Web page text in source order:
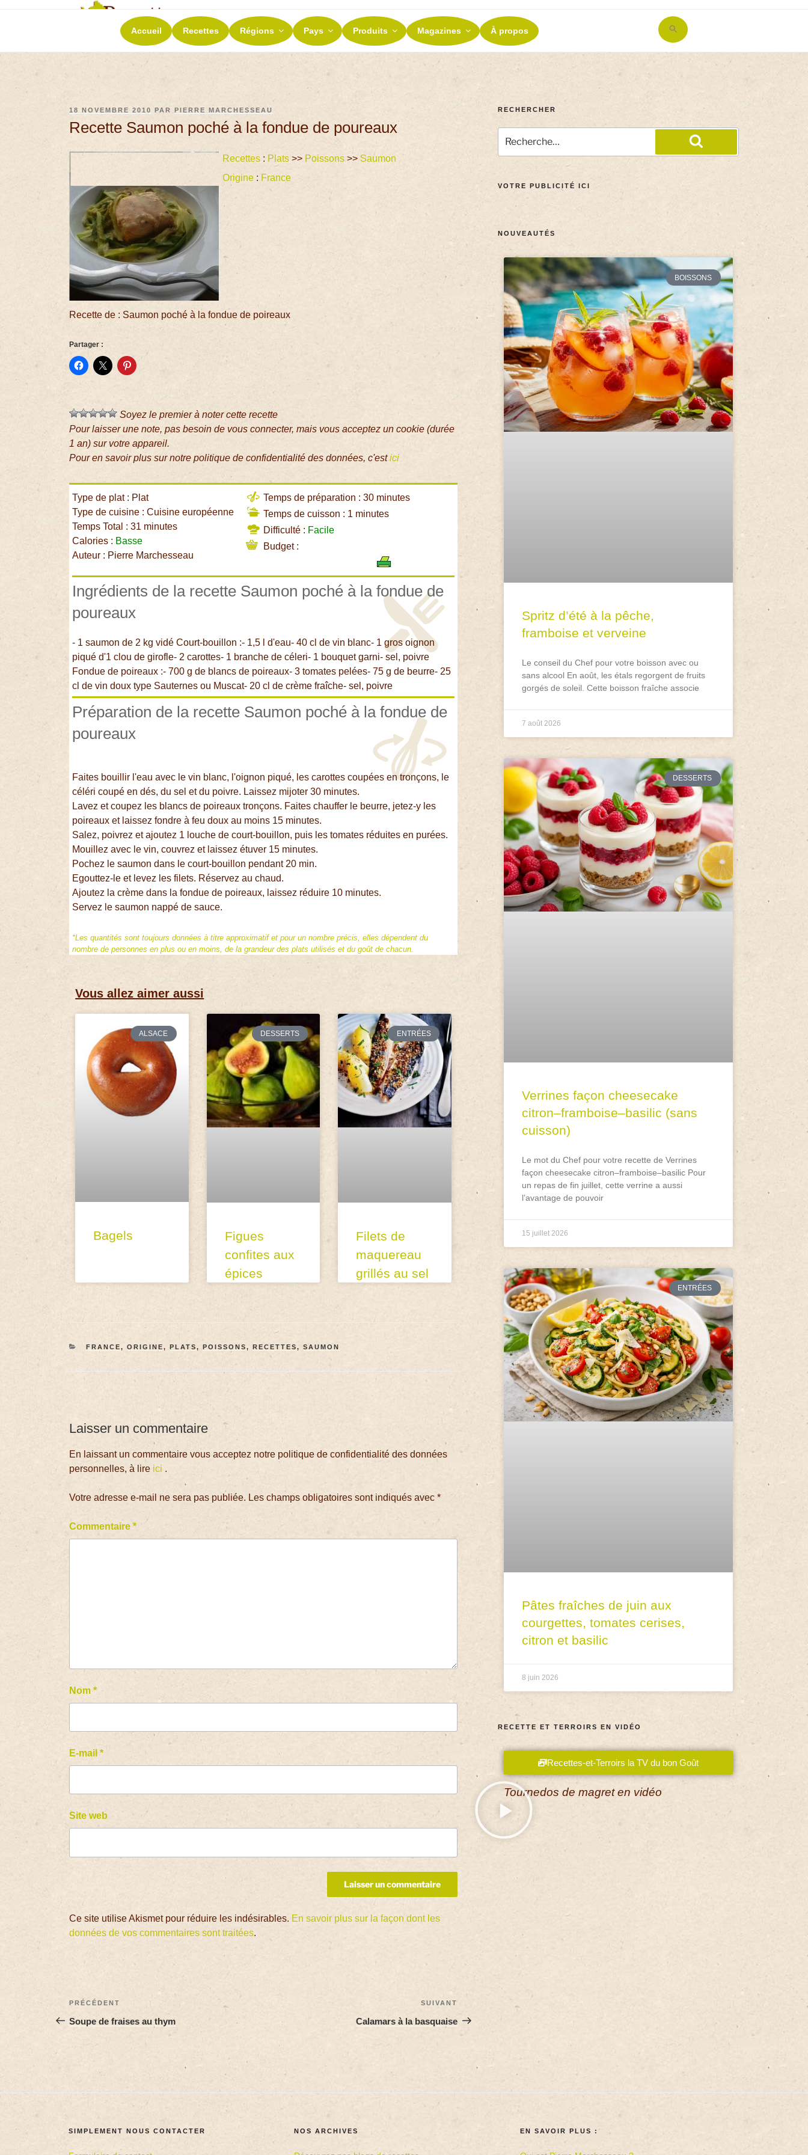
RECETTES ET TERROIRS
La richesse de nos terroirs
Accueil Recettes Régions Pays Produits Magazines À propos
Search
for:
18 NOVEMBRE 2010 PARPIERRE MARCHESSEAU
Recette Saumon poché à la fondue de poureaux
Recettes : Plats >> Poissons >> Saumon
Origine : France
Recette de : Saumon poché à la fondue de poireaux
Partager :
Soyez le premier à noter cette recette
Pour laisser une note, pas besoin de vous connecter, mais vous acceptez un cookie (durée
1 an) sur votre appareil.
Pour en savoir plus sur notre politique de confidentialité des données, c'estici
Type de plat : Plat
Type de cuisine : Cuisine européenne
Temps Total : 31 minutes
Calories : Basse
Auteur : Pierre Marchesseau
Temps de préparation : 30 minutes
Temps de cuisson : 1 minutes
Difficulté : Facile
Budget :
Ingrédients de la recette Saumon poché à la fondue de
poureaux
- 1 saumon de 2 kg vidé Court-bouillon :- 1,5 l d'eau- 40 cl de vin blanc- 1 gros oignon
piqué d'1 clou de girofle- 2 carottes- 1 branche de céleri- 1 bouquet garni- sel, poivre
Fondue de poireaux :- 700 g de blancs de poireaux- 3 tomates pelées- 75 g de beurre- 25
cl de vin doux type Sauternes ou Muscat- 20 cl de crème fraîche- sel, poivre
Préparation de la recette Saumon poché à la fondue de
poureaux
Faites bouillir l'eau avec le vin blanc, l'oignon piqué, les carottes coupées en tronçons, le
céléri coupé en dés, du sel et du poivre. Laissez mijoter 30 minutes.
Lavez et coupez les blancs de poireaux tronçons. Faites chauffer le beurre, jetez-y les
poireaux et laissez fondre à feu doux au moins 15 minutes.
Salez, poivrez et ajoutez 1 louche de court-bouillon, puis les tomates réduites en purées.
Mouillez avec le vin, couvrez et laissez étuver 15 minutes.
Pochez le saumon dans le court-bouillon pendant 20 min.
Egouttez-le et levez les filets. Réservez au chaud.
Ajoutez la crème dans la fondue de poireaux, laissez réduire 10 minutes.
Servez le saumon nappé de sauce.
*Les quantités sont toujours données à titre approximatif et pour un nombre précis, elles dépendent du
nombre de personnes en plus ou en moins, de la grandeur des plats utilisés et du goût de chacun.
Vous allez aimer aussi
ALSACE
Bagels
DESSERTS
Figues
confites aux
épices
ENTRÉES
Filets de
maquereau
grillés au sel
FRANCE, ORIGINE, PLATS, POISSONS, RECETTES, SAUMON
Laisser un commentaire
En laissant un commentaire vous acceptez notre politique de confidentialité des données
personnelles, à lire ici .
Votre adresse e-mail ne sera pas publiée. Les champs obligatoires sont indiqués avec*
Commentaire*
Nom*
E-mail*
Site web
Ce site utilise Akismet pour réduire les indésirables. En savoir plus sur la façon dont les
données de vos commentaires sont traitées.
PRÉCÉDENT
Soupe de fraises au thym
SUIVANT
Calamars à la basquaise
RECHERCHER
VOTRE PUBLICITÉ ICI
NOUVEAUTÉS
BOISSONS
Spritz d’été à la pêche,
framboise et verveine
Le conseil du Chef pour votre boisson avec ou
sans alcool En août, les étals regorgent de fruits
gorgés de soleil. Cette boisson fraîche associe
7 août 2026
DESSERTS
Verrines façon cheesecake
citron–framboise–basilic (sans
cuisson)
Le mot du Chef pour votre recette de Verrines
façon cheesecake citron–framboise–basilic Pour
un repas de fin juillet, cette verrine a aussi
l’avantage de pouvoir
15 juillet 2026
ENTRÉES
Pâtes fraîches de juin aux
courgettes, tomates cerises,
citron et basilic
8 juin 2026
RECETTE ET TERROIRS EN VIDÉO
Recettes-et-Terroirs la TV du bon Goût
Tournedos de magret en vidéo
SIMPLEMENT NOUS CONTACTER NOS ARCHIVES EN SAVOIR PLUS :